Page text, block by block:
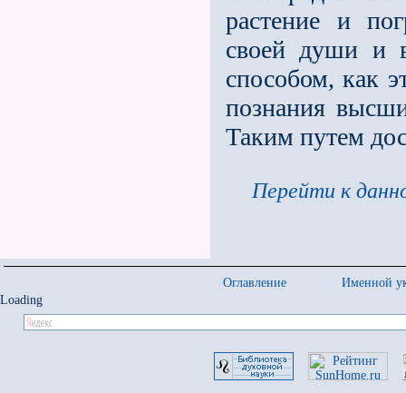
растение и
своей души и
способом, как
познания
Таким путем
Перейти к
Оглавление
Именной
Loading